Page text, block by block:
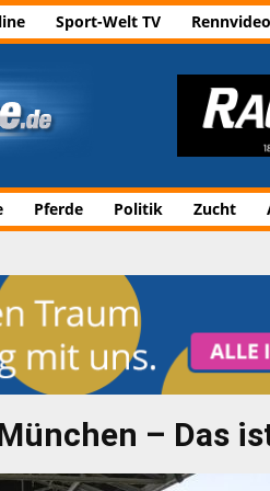
Sport-Welt TV
Pferde Politik Zucht
– Das